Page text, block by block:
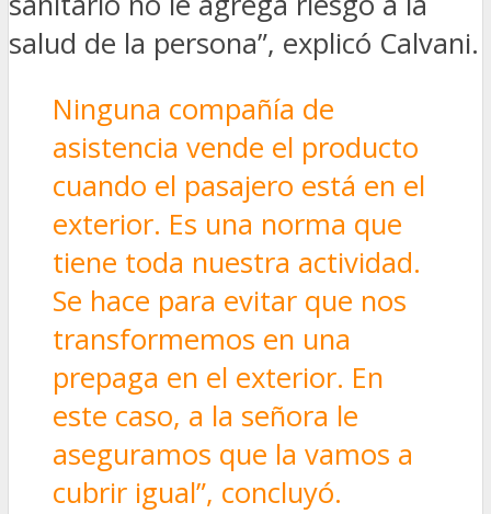
salud de la persona”, explicó Calvani.
Ninguna compañía de
asistencia vende el producto
cuando el pasajero está en el
exterior. Es una norma que
tiene toda nuestra actividad.
Se hace para evitar que nos
transformemos en una
prepaga en el exterior. En
este caso, a la señora le
aseguramos que la vamos a
cubrir igual”, concluyó.